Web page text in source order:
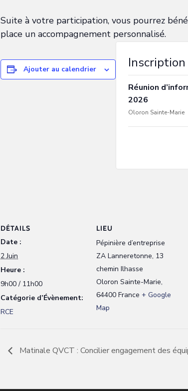
Suite à votre participation, vous pourrez
place un accompagnement personnalisé.
Ajouter au calendrier
DÉTAILS
Date :
2 Juin
Heure :
9h00 / 11h00
Catégorie d’Évènement:
RCE
LIEU
Pépinière d’entreprise
ZA Lanneretonne, 13
chemin Ilhasse
Oloron Sainte-Marie,
64400 France + Google
Map
Inscription
Réunion
2026
Oloron Sainte-Marie
Matinale QVCT : Concilier engagement des